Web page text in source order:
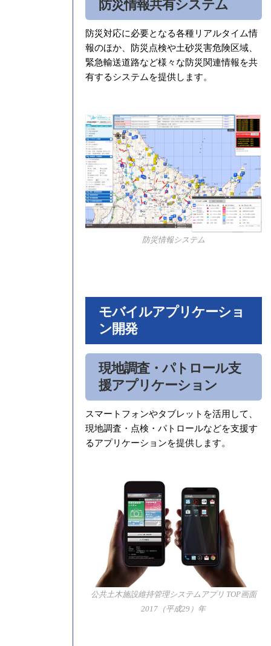
防災情報共有システム
防災対応に必要となる各種リアルタイム情
報のほか、防災点検や土砂災害危険区域、
緊急輸送道路など様々な防災関連情報を共
有するシステムを提供します。
防災情報システム
モバイルアプリケーショ
ン開発
現地調査・パトロール支
援アプリケーション
スマートフォンやタブレットを活用して、
現地調査・点検・パトロールなどを支援す
るアプリケーションを提供します。
公共土木施設維持管理システムアプリ TOP画面
2017（平成29）年